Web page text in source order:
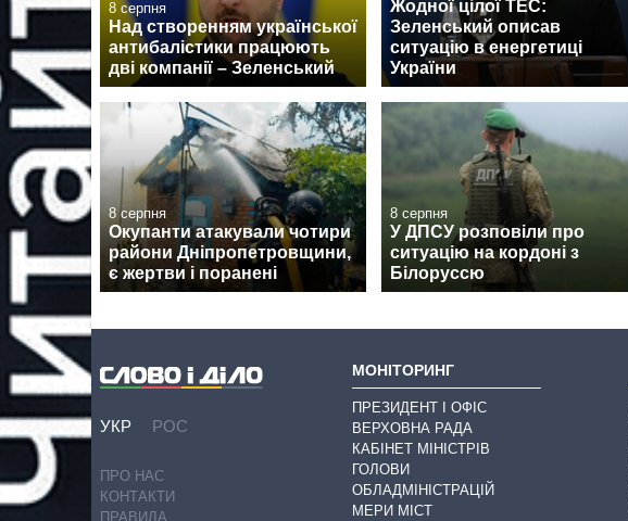
8 серпня
Над створенням української
антибалістики працюють
дві компанії – Зеленський
Жодної цілої ТЕС:
Зеленський описав
ситуацію в енергетиці
України
8 серпня
Окупанти атакували чотири
райони Дніпропетровщини,
є жертви і поранені
8 серпня
У ДПСУ розповіли про
ситуацію на кордоні з
Білоруссю
УКР РОС
ПРО НАС
КОНТАКТИ
ПРАВИЛА
МОНІТОРИНГ
ПРЕЗИДЕНТ І ОФІС
ВЕРХОВНА РАДА
КАБІНЕТ МІНІСТРІВ
ГОЛОВИ
ОБЛАДМІНІСТРАЦІЙ
МЕРИ МІСТ